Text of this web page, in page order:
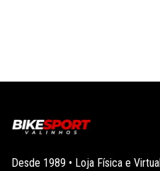
Desde 1989 • Loja Física e Virtual